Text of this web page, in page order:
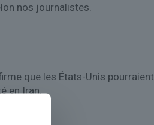
nos journalistes.
que les États-Unis pourraient
en Iran.